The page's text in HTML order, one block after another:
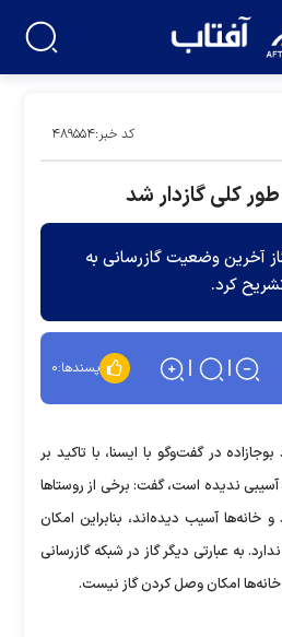
کد خبر:۴۸۹۵۵۴
کلی گازدار شد
آخرین وضعیت گازرسانی به
کرد.
پسندها:۰
در گفت‌وگو با ایسنا، با تاکید بر
آسیبی ندیده است، گفت: برخی از روستاها
آسیب دیده‌اند، بنابراین امکان
به عبارتی دیگر گاز در شبکه گازرسانی
امکان وصل کردن گاز نیست.